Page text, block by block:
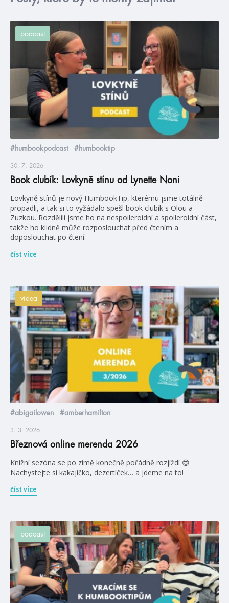
podcast
#humbookpodcast #humbooktip
30. 7. 2026
Book clubík: Lovkyně stínu od Lynette Noni
Lovkyně stínů je nový HumbookTip, kterému jsme totálně
propadli, a tak si to vyžádalo spešl book clubík s Olou a
Zuzkou. Rozdělili jsme ho na nespoileroidní a spoileroidní část,
takže ho klidně může rozposlouchat před čtením a
doposlouchat po čtení.
číst více
videa
#abigailowen #amberhamilton
3. 3. 2026
Březnová online merenda 2026
Knižní sezóna se po zimě konečně pořádně rozjíždí 😍
Nachystejte si kakajíčko, dezertíček… a jdeme na to!
číst více
podcast